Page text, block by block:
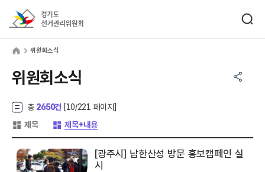
위원회소식
위원회소식
총 2650건 [10/221 페이지]
제목 제목+내용
[광주시] 남한산성 방문 홍보캠페인 실
시